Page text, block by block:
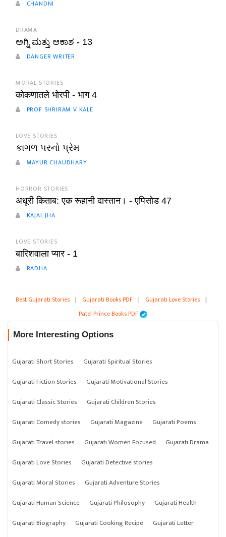
CHANDNI
DRAMA
ಅಗ್ನಿ ಮತ್ತು ಆಕಾಶ - 13
DANGER WRITER
MORAL STORIES
कोकणातले भोरपी - भाग 4
PROF SHRIRAM V KALE
LOVE STORIES
કાગળ પરનો પ્રેમ
MAYUR CHAUDHARY
HORROR STORIES
अधूरी किताब: एक रूहानी दास्तान। - एपिसोड 47
KAJAL JHA
LOVE STORIES
बारिशवाला प्यार - 1
RADHA
Best Gujarati Stories | Gujarati Books PDF | Gujarati Love Stories |
Patel Prince Books PDF
More Interesting Options
Gujarati Short Stories
Gujarati Spiritual Stories
Gujarati Fiction Stories
Gujarati Motivational Stories
Gujarati Classic Stories
Gujarati Children Stories
Gujarati Comedy stories
Gujarati Magazine
Gujarati Poems
Gujarati Travel stories
Gujarati Women Focused
Gujarati Drama
Gujarati Love Stories
Gujarati Detective stories
Gujarati Moral Stories
Gujarati Adventure Stories
Gujarati Human Science
Gujarati Philosophy
Gujarati Health
Gujarati Biography
Gujarati Cooking Recipe
Gujarati Letter